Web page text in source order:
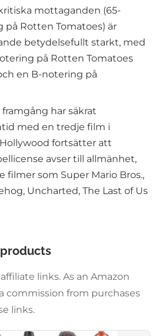
mottaganden (65-
på Rotten Tomatoes) är
betydelsefullt starkt, med
på Rotten Tomatoes
en B-notering på
har säkrat
med en tredje film i
fortsätter att
avser till allmänhet,
filmer som Super Mario Bros.,
Uncharted, The Last of Us
links. As an Amazon
commission from purchases
links.